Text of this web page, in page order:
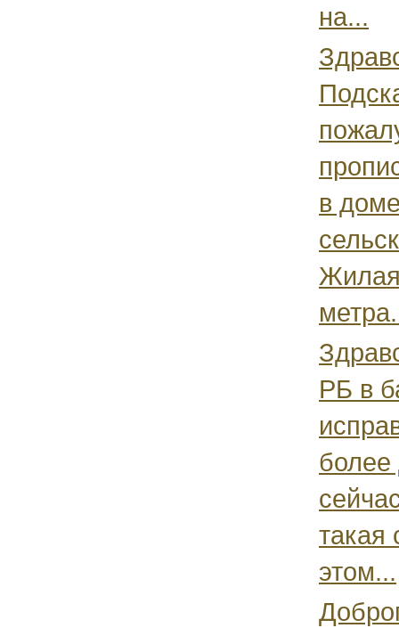
на...
в
РБ в
более
такая
этом...